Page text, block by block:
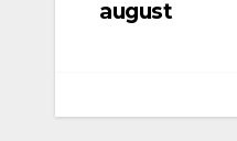
în
august